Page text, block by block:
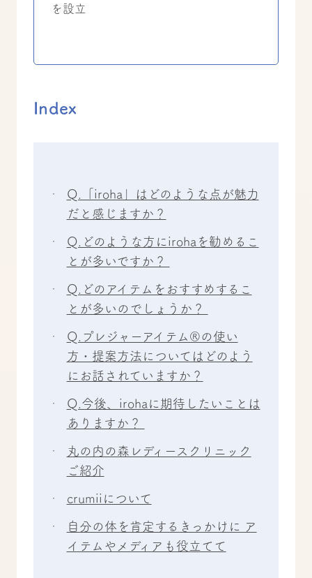
を設立
Index
Q.「iroha」はどのような点が魅力
だと感じますか？
Q.どのような方にirohaを勧めるこ
とが多いですか？
Q.どのアイテムをおすすめするこ
とが多いのでしょうか？
Q.プレジャーアイテム®の使い
方・提案方法についてはどのよう
にお話されていますか？
Q.今後、irohaに期待したいことは
ありますか？
丸の内の森レディースクリニック
ご紹介
crumiiについて
自分の体を肯定するきっかけに ア
イテムやメディアも役立てて